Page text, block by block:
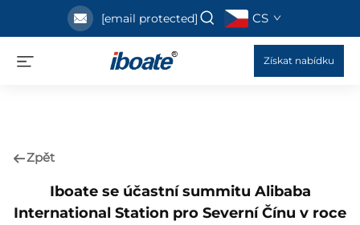
[email protected] CS
Získat nabídku
Zpět
Iboate se účastní summitu Alibaba
International Station pro Severní Čínu v roce